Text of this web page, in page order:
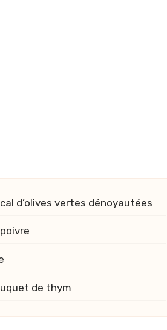
d’olives vertes dénoyautées
de thym